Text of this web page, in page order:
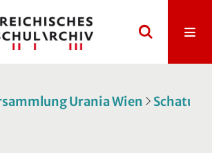
Urania Wien